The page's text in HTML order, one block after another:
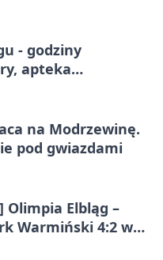
- godziny
apteka
na Modrzewinę.
pod gwiazdami
Olimpia Elbląg –
Warmiński 4:2 w